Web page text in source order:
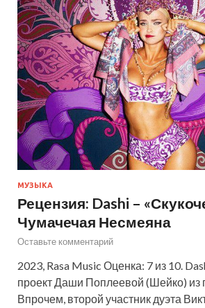
МУЗЫКА
Рецензия: Dashi –
Чумачечая Несмеяна
Оставьте комментарий
2023, Rasa Music Оценка: 7 из 10.
проект Даши Поплеевой (Шейко) из
Впрочем, второй участник дуэта